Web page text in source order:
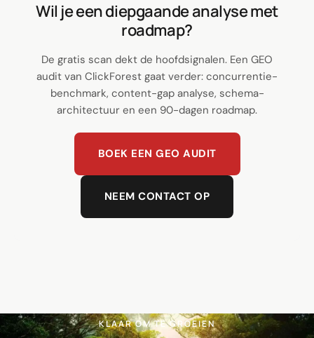
Wil je een diepgaande analyse met
roadmap?
De gratis scan dekt de hoofdsignalen. Een GEO
audit van ClickForest gaat verder: concurrentie-
benchmark, content-gap analyse, schema-
architectuur en een 90-dagen roadmap.
BOEK EEN GEO AUDIT
NEEM CONTACT OP
KLAAR OM TE GROEIEN